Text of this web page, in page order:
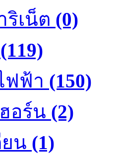
ริเน็ต (0)
(119)
ฟฟ้า (150)
อร์น (2)
ยน (1)